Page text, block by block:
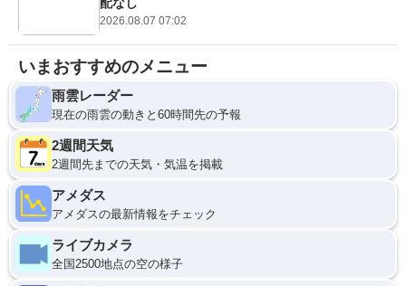
2026.08.07 07:02
いまおすすめのメニュー
雨雲レーダー
現在の雨雲の動きと60時間先の予報
2週間天気
2週間先までの天気・気温を掲載
アメダス
アメダスの最新情報をチェック
ライブカメラ
全国2500地点の空の様子